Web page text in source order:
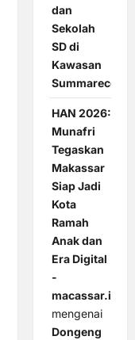
dan
Sekolah
SD di
Kawasan
Summarecon
HAN 2026:
Munafri
Tegaskan
Makassar
Siap Jadi
Kota
Ramah
Anak dan
Era Digital
-
macassar.id
mengenai
Dongeng